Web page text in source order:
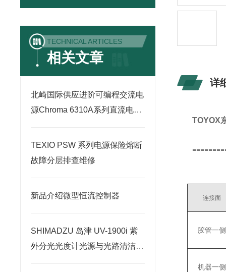
TECHNICAL ARTICLES
相关文章
北崎国际供应进阶可编程交流电
源Chroma 6310A系列直流电子
TEXIO PSW 系列电源保险熔断
故障分层排查维修
新品介绍微型恒流控制器
SHIMADZU 岛津 UV-1900i 紫
外分光光度计光源与光路清洁保
详
TOYOX
连接面
胶管一侧
机器一侧